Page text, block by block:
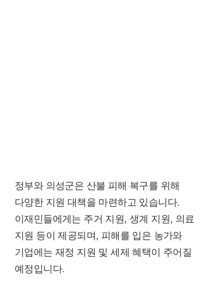
정부와 의성군은 산불 피해 복구를 위해
다양한 지원 대책을 마련하고 있습니다.
이재민들에게는 주거 지원, 생계 지원, 의료
지원 등이 제공되며, 피해를 입은 농가와
기업에는 재정 지원 및 세제 혜택이 주어질
예정입니다.